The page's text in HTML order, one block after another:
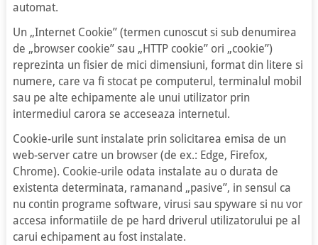
automat.
Un „Internet Cookie” (termen cunoscut si sub denumirea
de „browser cookie” sau „HTTP cookie” ori „cookie”)
reprezinta un fisier de mici dimensiuni, format din litere si
numere, care va fi stocat pe computerul, terminalul mobil
sau pe alte echipamente ale unui utilizator prin
intermediul carora se acceseaza internetul.
Cookie-urile sunt instalate prin solicitarea emisa de un
web-server catre un browser (de ex.: Edge, Firefox,
Chrome). Cookie-urile odata instalate au o durata de
existenta determinata, ramanand „pasive”, in sensul ca
nu contin programe software, virusi sau spyware si nu vor
accesa informatiile de pe hard driverul utilizatorului pe al
carui echipament au fost instalate.